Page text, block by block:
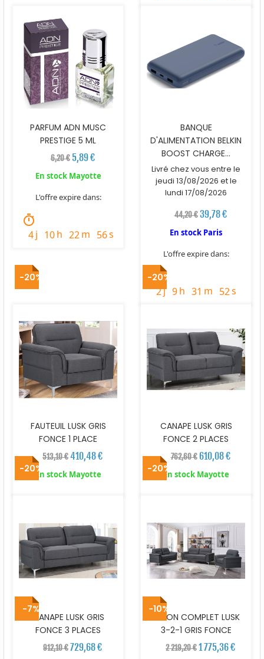
PARFUM ADN MUSC
PRESTIGE 5 ML
6,20 € 5,89 €
En stock Mayotte
L'offre expire dans:
timer
4j 10h 22m 54s
BANQUE
D'ALIMENTATION BELKIN
BOOST CHARGE...
Livré chez vous entre le
jeudi 13/08/2026 et le
lundi 17/08/2026
44,20 € 39,78 €
En stock Paris
L'offre expire dans:
timer
2j 9h 31 m 50s
-20%
FAUTEUIL LUSK GRIS
FONCE 1 PLACE
513,10 €410,48 €
En stock Mayotte
-20%
CANAPE LUSK GRIS
FONCE 2 PLACES
762,60 € 610,08 €
En stock Mayotte
-20%
CANAPE LUSK GRIS
FONCE 3 PLACES
912,10 €729,68 €
-20%
SALON COMPLET LUSK
3-2-1 GRIS FONCE
2 219,20 €1 775,36 €
-7% -10%